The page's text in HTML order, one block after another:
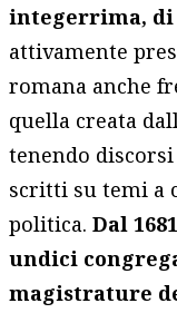
integerrima,
attivamente
romana anche
quella creata
tenendo
scritti su temi a
politica.Dal
undici
magistrature